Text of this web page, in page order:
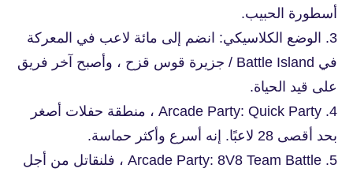
أسطورة الحبيب.
3. الوضع الكلاسيكي: انضم إلى مائة لاعب في المعركة
في Battle Island / جزيرة قوس قزح ، وأصبح آخر فريق
على قيد الحياة.
4. Arcade Party: Quick Party ، منطقة حفلات أصغر
بحد أقصى 28 لاعبًا. إنه أسرع وأكثر حماسة.
5. Arcade Party: 8V8 Team Battle ، فلنقاتل من أجل